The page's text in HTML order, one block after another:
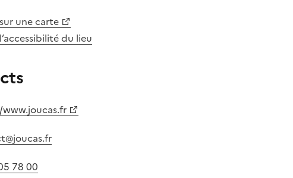
une carte
du lieu
78 00